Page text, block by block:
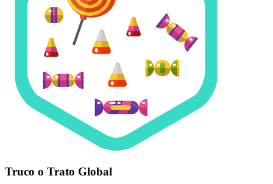
Truco o Trato Global